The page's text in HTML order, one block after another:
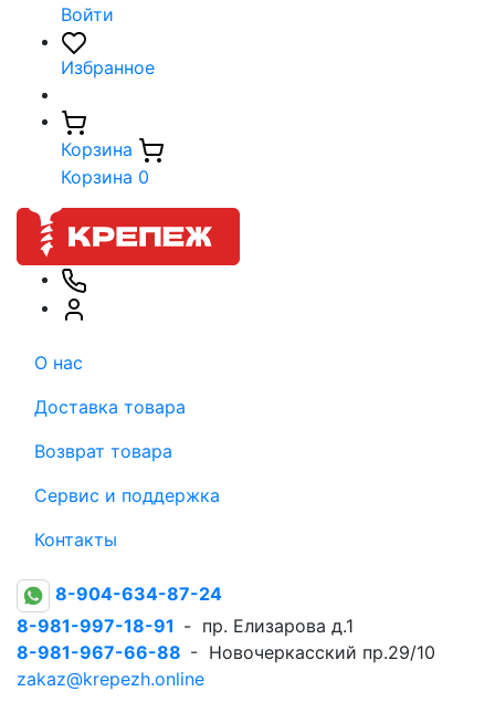
Войти
Избранное
Корзина
Корзина 0
О нас
Доставка товара
Возврат товара
Сервис и поддержка
Контакты
8-904-634-87-24
8-981-997-18-91 - пр. Елизарова д.1
8-981-967-66-88 - Новочеркасский пр.29/10
zakaz@krepezh.online